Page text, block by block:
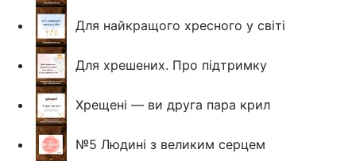
Для найкращого хресного у світі
Для хрешених. Про підтримку
Хрещені — ви друга пара крил
№5 Людині з великим серцем